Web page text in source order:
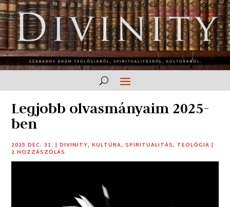
Legjobb olvasmányaim 2025-
ben
2025 DEC. 31. |DIVINITY,KULTÚRA,SPIRITUALITÁS, TEOLÓGIA |
2 HOZZÁSZÓLÁS